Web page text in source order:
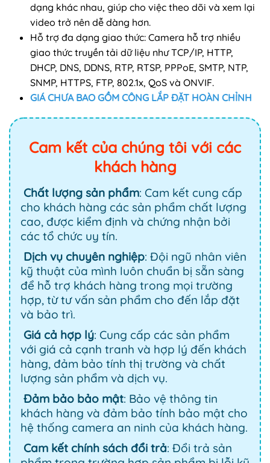
dạng khác nhau, giúp cho việc theo dõi và xem lại
video trở nên dễ dàng hơn.
Hỗ trợ đa dạng giao thức: Camera hỗ trợ nhiều
giao thức truyền tải dữ liệu như TCP/IP, HTTP,
DHCP, DNS, DDNS, RTP, RTSP, PPPoE, SMTP, NTP,
SNMP, HTTPS, FTP, 802.1x, QoS và ONVIF.
GIÁ CHƯA BAO GỒM CÔNG LẮP ĐẶT HOÀN CHỈNH
Cam kết của chúng tôi với các
khách hàng
Chất lượng sản phẩm: Cam kết cung cấp
cho khách hàng các sản phẩm chất lượng
cao, được kiểm định và chứng nhận bởi
các tổ chức uy tín.
Dịch vụ chuyên nghiệp: Đội ngũ nhân viên
kỹ thuật của mình luôn chuẩn bị sẵn sàng
để hỗ trợ khách hàng trong mọi trường
hợp, từ tư vấn sản phẩm cho đến lắp đặt
và bảo trì.
Giá cả hợp lý: Cung cấp các sản phẩm
với giá cả cạnh tranh và hợp lý đến khách
hàng, đảm bảo tính thị trường và chất
lượng sản phẩm và dịch vụ.
Đảm bảo bảo mật: Bảo vệ thông tin
khách hàng và đảm bảo tính bảo mật cho
hệ thống camera an ninh của khách hàng.
Cam kết chính sách đổi trả: Đổi trả sản